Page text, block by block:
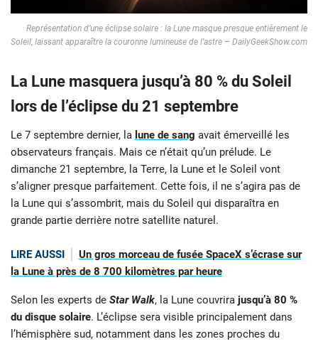
Représentation d’une éclipse solaire : la Lune masque presque entièrement le
Soleil, laissant apparaître la couronne lumineuse de l’astre – DailyGeekShow.com
La Lune masquera jusqu’à 80 % du Soleil
lors de l’éclipse du 21 septembre
Le 7 septembre dernier, la lune de sang avait émerveillé les
observateurs français. Mais ce n’était qu’un prélude. Le
dimanche 21 septembre, la Terre, la Lune et le Soleil vont
s’aligner presque parfaitement. Cette fois, il ne s’agira pas de
la Lune qui s’assombrit, mais du Soleil qui disparaîtra en
grande partie derrière notre satellite naturel.
LIRE AUSSI
Un gros morceau de fusée SpaceX s’écrase sur
la Lune à près de 8 700 kilomètres par heure
Selon les experts de Star Walk, la Lune couvrira jusqu’à 80 %
du disque solaire. L’éclipse sera visible principalement dans
l’hémisphère sud, notamment dans les zones proches du